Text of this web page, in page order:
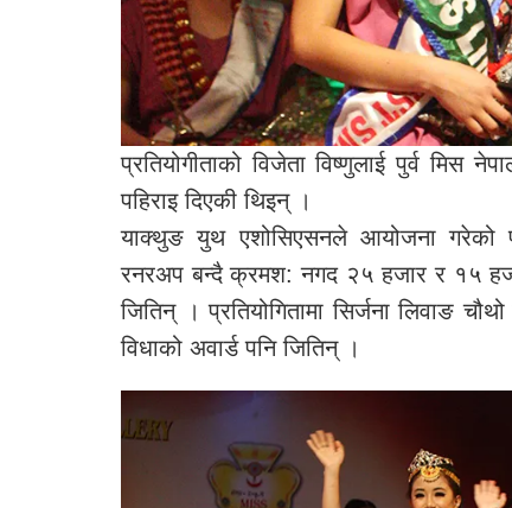
प्रतियोगीताको विजेता विष्णुलाई पुर्व मिस
पहिराइ दिएकी थिइन् ।
याक्थुङ युथ एशोसिएसनले आयोजना गरेको
रनरअप बन्दै क्रमश: नगद २५ हजार र १५
जितिन् । प्रतियोगितामा सिर्जना लिवाङ
विधाको अवार्ड पनि जितिन् ।